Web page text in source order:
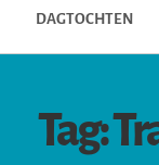
DAGTOCHTEN
Tag: